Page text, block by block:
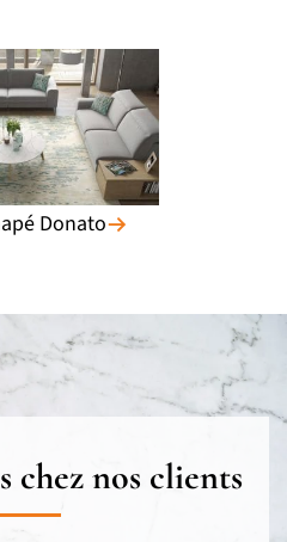
Donato
chez nos clients